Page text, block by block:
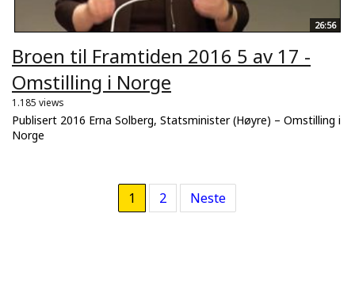
26:56
Broen til Framtiden 2016 5 av 17 -
Omstilling i Norge
1.185 views
Publisert 2016 Erna Solberg, Statsminister (Høyre) – Omstilling i
Norge
1 2 Neste